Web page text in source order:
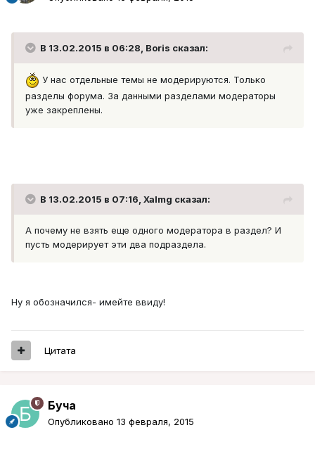
В 13.02.2015 в 06:28, Boris сказал:
У нас отдельные темы не модерируются. Только
разделы форума. За данными разделами модераторы
уже закреплены.
В 13.02.2015 в 07:16, Xalmg сказал:
А почему не взять еще одного модератора в раздел? И
пусть модерирует эти два подраздела.
Ну я обозначился- имейте ввиду!
Цитата
Буча
Опубликовано 13 февраля, 2015